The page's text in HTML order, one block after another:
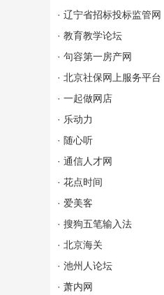
· 辽宁省招标投标监管网
· 教育教学论坛
· 句容第一房产网
· 北京社保网上服务平台
· 一起做网店
· 乐动力
· 随心听
· 通信人才网
· 花点时间
· 爱美客
· 搜狗五笔输入法
· 北京海关
· 池州人论坛
· 萧内网